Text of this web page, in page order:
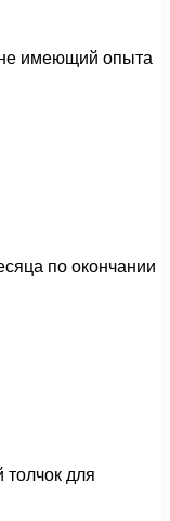
не имеющий опыта
по окончании
для